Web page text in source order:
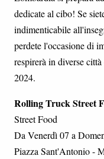
dedicate al cibo! Se
indimenticabile
perdete l'occasione di
respirerà in diverse
2024.
Rolling Truck Street
Street Food
Da Venerdì 07 a
Piazza Sant'Antonio -